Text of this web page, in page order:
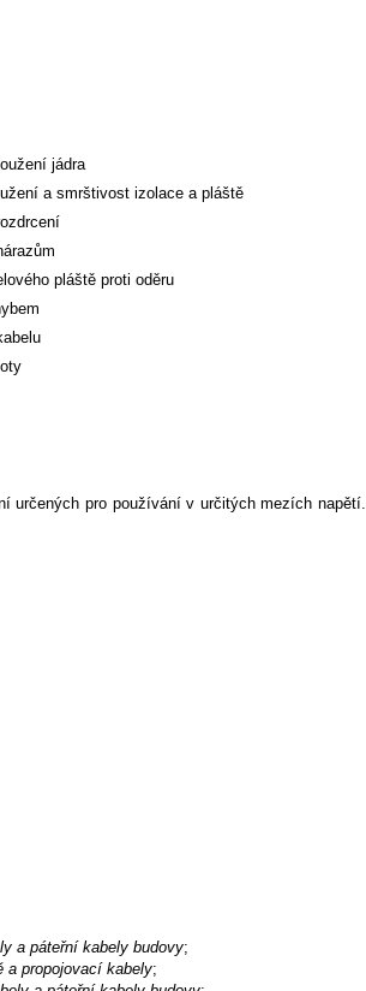
jádra
a smrštivost izolace a pláště
pláště proti oděru
určených pro používání v určitých mezích napětí.
a páteřní kabely budovy;
a propojovací kabely;